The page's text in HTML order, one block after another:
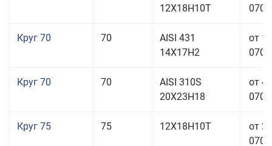
12Х18Н10Т
Круг 70 70
AISI 431
14Х17Н2
от
Круг 70 70
AISI 310S
20Х23Н18
от
Круг 75 75 12Х18Н10Т
от